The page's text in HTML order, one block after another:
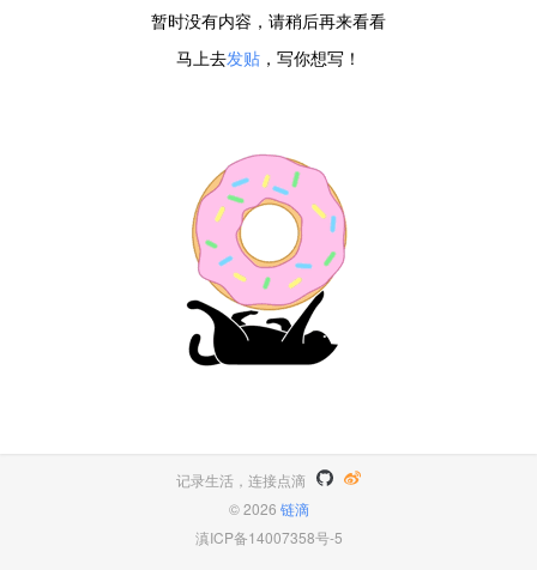
暂时没有内容，请稍后再来看看
马上去发贴 ，写你想写！
记录生活，连接点滴
© 2026 链滴
滇ICP备14007358号-5